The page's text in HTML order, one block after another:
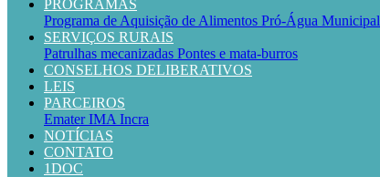
PROGRAMAS
Programa de Aquisição de Alimentos Pró-Água Municipal
SERVIÇOS RURAIS
Patrulhas mecanizadas Pontes e mata-burros
CONSELHOS DELIBERATIVOS
LEIS
PARCEIROS
EmaterIMA Incra
NOTÍCIAS
CONTATO
1DOC